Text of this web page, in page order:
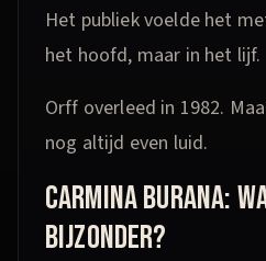
Het publiek voelde het
het hoofd, maar in het lijf.
Orff overleed in 1982.
nog altijd even luid.
CARMINA BURANA:
BIJZONDER?